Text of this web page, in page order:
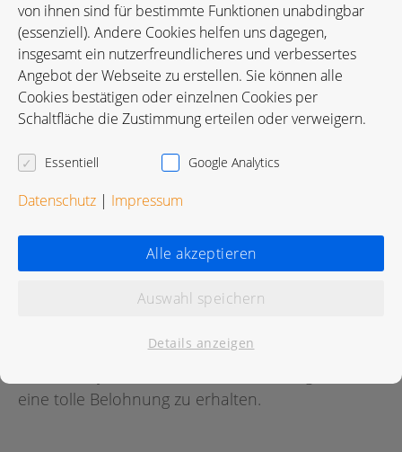
Karte in Google Maps öffnen
Bewertungen
Für diese Praxis wurde noch keine Bewertung
eine tolle Belohnung zu erhalten.
von ihnen sind für bestimmte Funktionen unabdingbar
(essenziell). Andere Cookies helfen uns dagegen,
insgesamt ein nutzerfreundlicheres und verbessertes
Angebot der Webseite zu erstellen. Sie können alle
Cookies bestätigen oder einzelnen Cookies per
Schaltfläche die Zustimmung erteilen oder verweigern.
Essentiell Google Analytics
Datenschutz | Impressum
Alle akzeptieren
Auswahl speichern
Details anzeigen